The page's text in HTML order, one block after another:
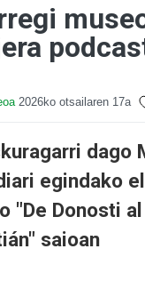
2026ko otsailaren 17a
dago
egindako
"De Donosti
saioan